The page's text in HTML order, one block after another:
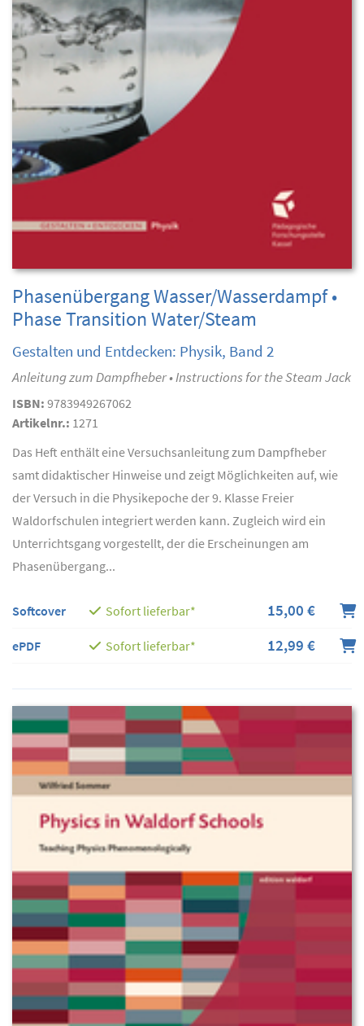
Phasenübergang Wasser/Wasserdampf •
Phase Transition Water/Steam
Gestalten und Entdecken: Physik, Band 2
Anleitung zum Dampfheber • Instructions for the Steam Jack
ISBN: 9783949267062
Artikelnr.: 1271
Das Heft enthält eine Versuchsanleitung zum Dampfheber
samt didaktischer Hinweise und zeigt Möglichkeiten auf, wie
der Versuch in die Physikepoche der 9. Klasse Freier
Waldorfschulen integriert werden kann. Zugleich wird ein
Unterrichtsgang vorgestellt, der die Erscheinungen am
Phasenübergang...
Softcover Sofort lieferbar* 15,00 €
ePDF Sofort lieferbar* 12,99 €